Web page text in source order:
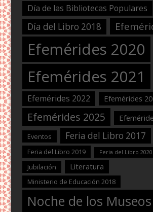
Día de las Bibliotecas Populares
Día del Libro 2018
Efemérides 2020
Efemérides 2021
Efemérides 2022 Efemérides
Efemérides 2025
Eventos Feria del Libro 2017
Feria del Libro 2019 Feria del Libro 2020
Jubilación
Literatura
Ministerio de Educación 2018
Noche de los Museos